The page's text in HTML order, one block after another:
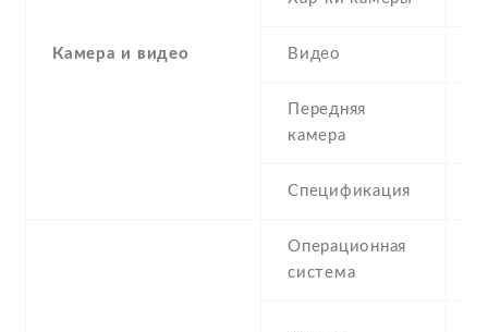
Камера и видео Видео
Передняя
камера
Спецификация
Операционная
система